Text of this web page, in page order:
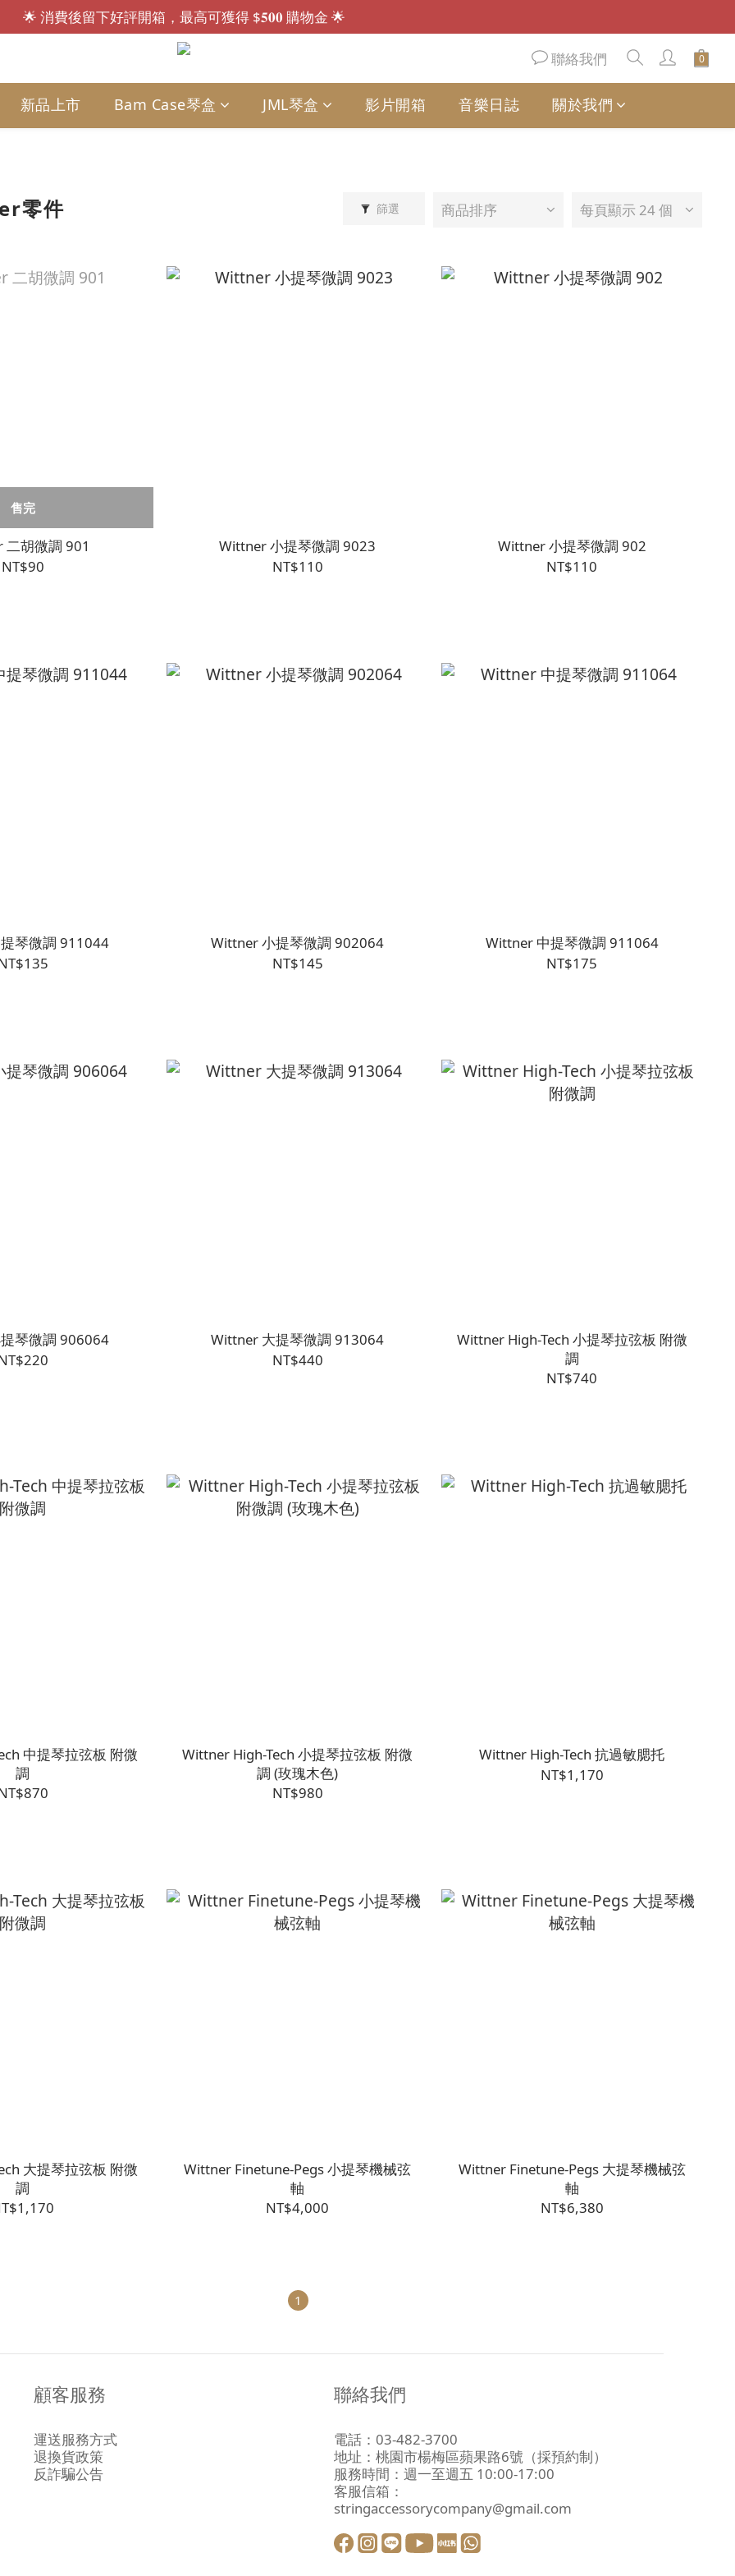
會員招募中.ᐟ.ᐟ 註冊送 $𝟏𝟎𝟎 購物金，現買現折🎁
🌟 消費後留下好評開箱，最高可獲得 $𝟓𝟎𝟎 購物金 🌟
會員招募中.ᐟ.ᐟ 註冊送 $𝟏𝟎𝟎 購物金，現買現折🎁
聯絡我們
新品上市 Bam Case琴盒 JML琴盒 影片開箱 音樂日誌 關於我們
零件 篩選 商品排序 每頁顯示 24 個
售完
胡微調 901
NT$90
Wittner 小提琴微調 9023
NT$110
Wittner 小提琴微調 902
NT$110
琴微調 911044
Wittner 小提琴微調 902064
NT$145
Wittner 中提琴微調 911064
NT$175
琴微調 906064
Wittner 大提琴微調 913064
NT$440
Wittner High-Tech 小提琴拉弦板 附微
調
NT$740
中提琴拉弦板 附微
調
Wittner High-Tech 小提琴拉弦板 附微
調 (玫瑰木色)
NT$980
Wittner High-Tech 抗過敏腮托
NT$1,170
大提琴拉弦板 附微
調
Wittner Finetune-Pegs 小提琴機械弦
軸
NT$4,000
Wittner Finetune-Pegs 大提琴機械弦
軸
NT$6,380
1
顧客服務
運送服務方式
退換貨政策
反詐騙公告
聯絡我們
電話：03-482-3700
地址：桃園市楊梅區蘋果路6號 （採預約制）
服務時間：週一至週五 10:00-17:00
客服信箱：
stringaccessorycompany@gmail.com